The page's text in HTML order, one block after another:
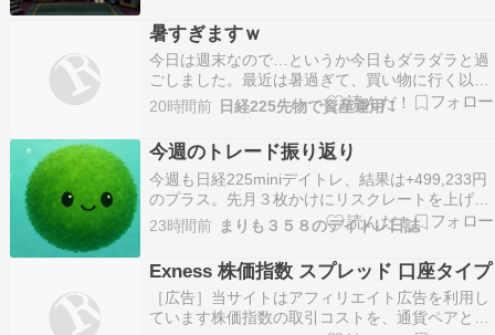
暑すぎますｗ
今日は週末なので…というか今日もダラダラと過
ごしました。最近は暑過ぎて、買い物に行く以外
は基本ダラダラとしています。ダメだな～と思い
つつ、そんな罪悪感が心地よかったりしますｗ比
較的パリピ派の彼女もさすがに外出率は低めです
ね。そして最近あまり食欲がありません…おかげ
で今夜は3日連続…
20時間前 日経225先物で資産運用！
今週のトレード振り返り
今週も日経225miniデイトレ、結果は+499,233円
のプラス。先月３枚かけにリスクレートを上げて
から、指数関数的に利益が積み上げってきている
のは嬉しい。 ただし、今週も１トレード
で-355,780円のドカーンを出す等、ストップロス
を外す、損切できない病、ナンピンなどルール…
23時間前 まりも３５８のデイトレ日誌
Exness 株価指数 スプレッド 口座タイプ
［広告］当サイトはアフィリエイト広告を利用し
ています株価指数の取引コストを、通貨ペアと同